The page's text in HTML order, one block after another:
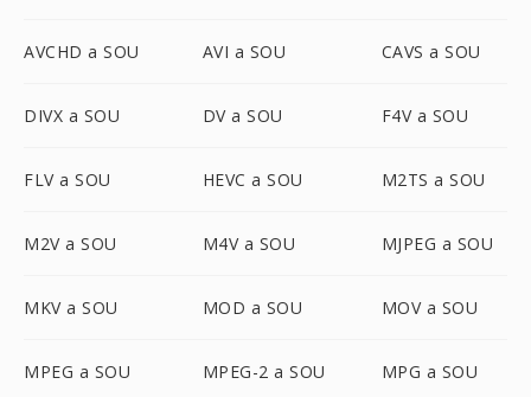
AVCHD a SOU AVI a SOU CAVS a SOU
DIVX a SOU DV a SOU F4V a SOU
FLV a SOU HEVC a SOU M2TS a SOU
M2V a SOU M4V a SOU MJPEG a SOU
MKV a SOU MOD a SOU MOV a SOU
MPEG a SOU MPEG-2 a SOU MPG a SOU